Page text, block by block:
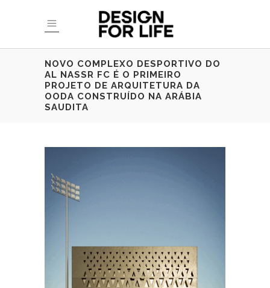
NOVO COMPLEXO DESPORTIVO DO
AL NASSR FC É O PRIMEIRO
PROJETO DE ARQUITETURA DA
OODA CONSTRUÍDO NA ARÁBIA
SAUDITA